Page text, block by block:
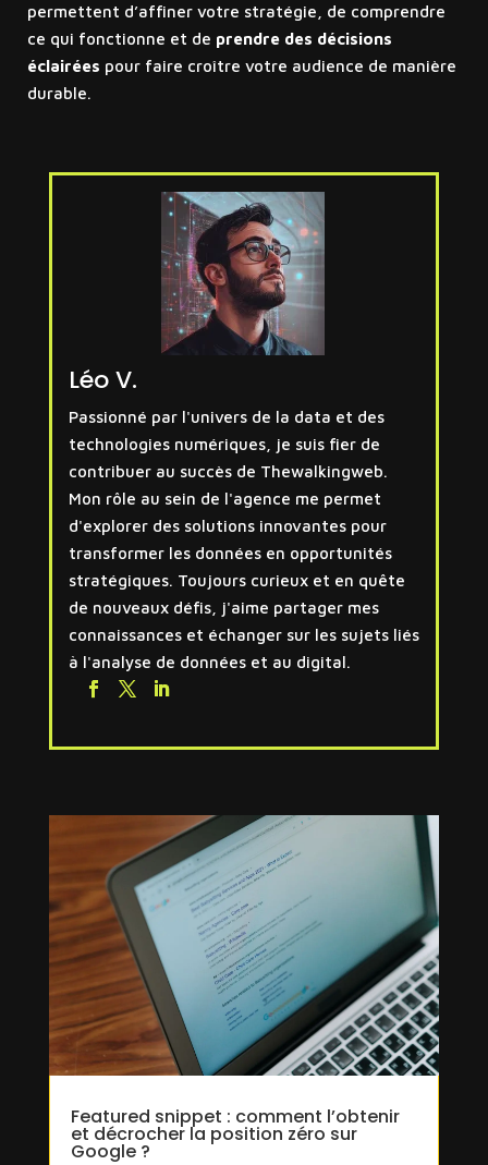
permettent d’affiner votre stratégie, de comprendre
ce qui fonctionne et de prendre des décisions
éclairées pour faire croître votre audience de manière
durable.
Léo V.
Passionné par l'univers de la data et des
technologies numériques, je suis fier de
contribuer au succès de Thewalkingweb.
Mon rôle au sein de l'agence me permet
d'explorer des solutions innovantes pour
transformer les données en opportunités
stratégiques. Toujours curieux et en quête
de nouveaux défis, j'aime partager mes
connaissances et échanger sur les sujets liés
à l'analyse de données et au digital.
Featured snippet : comment l’obtenir
et décrocher la position zéro sur
Google ?